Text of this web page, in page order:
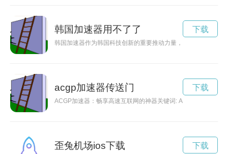
韩国加速器用不了了
韩国加速器作为韩国科技创新的重要推动力量，正在加速推动
下载
acgp加速器传送门
ACGP加速器：畅享高速互联网的神器关键词: ACGP加速器,
下载
歪兔机场ios下载 下载